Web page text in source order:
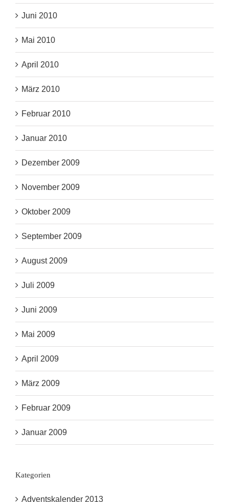
Juni 2010
Mai 2010
April 2010
März 2010
Februar 2010
Januar 2010
Dezember 2009
November 2009
Oktober 2009
September 2009
August 2009
Juli 2009
Juni 2009
Mai 2009
April 2009
März 2009
Februar 2009
Januar 2009
Kategorien
Adventskalender 2013